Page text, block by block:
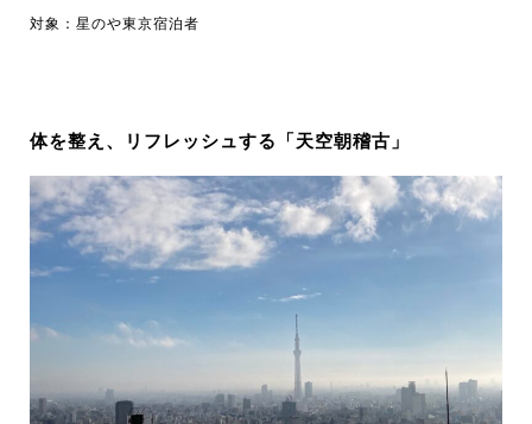
対象：星のや東京宿泊者
体を整え、リフレッシュする「天空朝稽古」